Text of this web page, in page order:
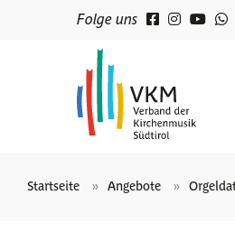
Folge uns
Startseite Angebote